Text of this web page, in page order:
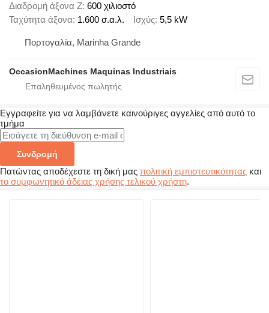
Διαδρομή άξονα Z 600 χιλιοστό
Ταχύτητα άξονα 1.600 σ.α.λ. Ισχύς 5,5 kW
Πορτογαλία, Marinha Grande
OccasionMachines Maquinas Industriais
Εγγραφείτε για να λαμβάνετε καινούριγες αγγελίες από αυτό το
τμήμα
Συνδρομή
Πατώντας αποδέχεστε τη δική μας πολιτική εμπιστευτικότητας και
το συμφωνητικό άδειας χρήσης τελικού χρήστη.